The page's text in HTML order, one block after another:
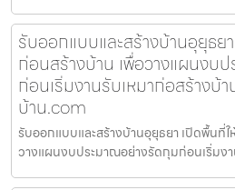
รับออกแบบและสร้างบ้านอุยุธย
ก่อนสร้างบ้าน เพื่อวางแผนงบ
ก่อนเริ่มงานรับเหมาก่อสร้างบ้
บ้าน.com
รับออกแบบและสร้างบ้านอุยุธยา เปิดพื้นที่
วางแผนงบประมาณอย่างรัดกุมก่อนเริ่มง